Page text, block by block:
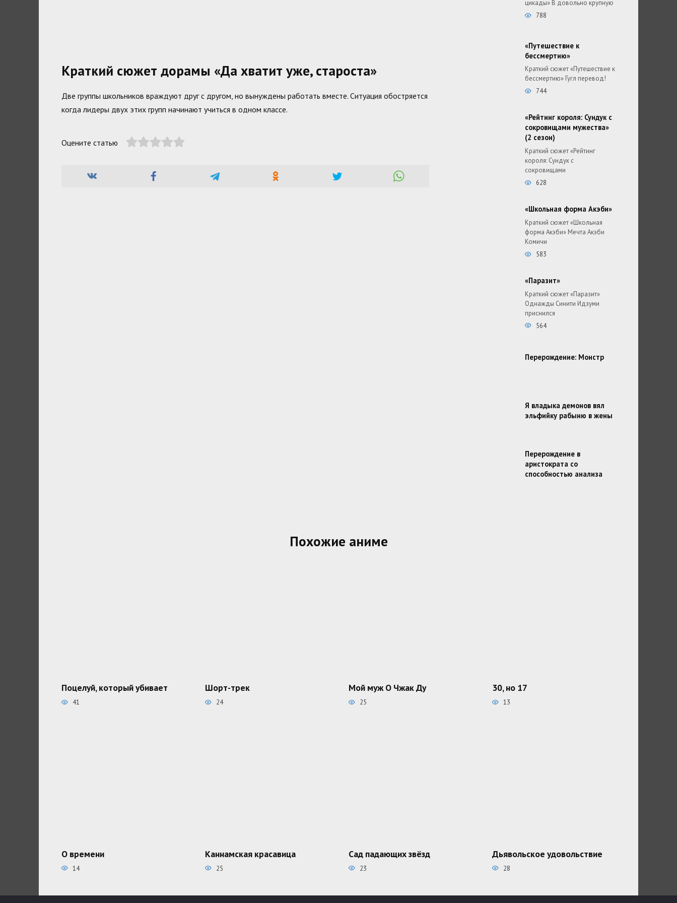
Краткий сюжет дорамы «Да хватит уже, староста»
Две группы школьников враждуют друг с другом, но вынуждены работать вместе. Ситуация обостряется
когда лидеры двух этих групп начинают учиться в одном классе.
Оцените статью
цикады» В довольно крупную
788
«Путешествие к
бессмертию»
Краткий сюжет «Путешествие к
бессмертию» Гугл перевод!
744
«Рейтинг короля: Сундук с
сокровищами мужества»
(2 сезон)
Краткий сюжет «Рейтинг
короля: Сундук с
сокровищами
628
«Школьная форма Акэби»
Краткий сюжет «Школьная
форма Акэби» Мечта Акэби
Комичи
583
«Паразит»
Краткий сюжет «Паразит»
Однажды Синити Идзуми
приснился
564
Перерождение: Монстр
Я владыка демонов вял
эльфийку рабыню в жены
Перерождение в
аристократа со
способностью анализа
Похожие аниме
Поцелуй, который убивает
41
Шорт-трек
24
Мой муж О Чжак Ду
25
30, но 17
13
О времени
14
Каннамская красавица
25
Сад падающих звёзд
23
Дьявольское удовольствие
28